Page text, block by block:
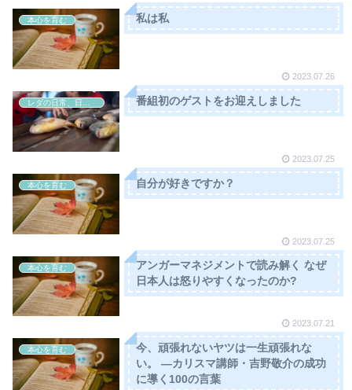
本心を育む 私は私
2023.07.26
番組初のゲストをお迎えしました
2023.07.25
本心を育む 自分が好きですか？
2023.07.25
本心を育む
アンガーマネジメントで読み解く なぜ
日本人は怒りやすくなったのか?
2023.07.21
本心を育む
今、頑張れないヤツは一生頑張れな
い。 ―カリスマ講師・吉野敬介の成功
に導く100の言葉